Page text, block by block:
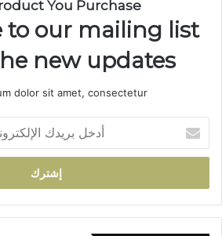
د
ا
أ
م
You Purchase
to our mailing list
new updates!
dolor sit amet, consectetur.
خ
ب
ر